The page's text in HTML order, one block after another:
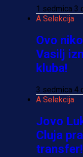
1 sedmica 3
A Selekcija
Ovo
Vasilj
kluba!
3 sedmica 4
A Selekcija
Jovo
Cluja
transfer!